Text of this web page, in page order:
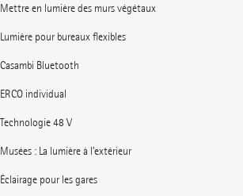
Mettre en lumière des murs végétaux
Lumière pour bureaux flexibles
Casambi Bluetooth
ERCO individual
Technologie 48 V
Musées : La lumière à l’extérieur
Éclairage pour les gares